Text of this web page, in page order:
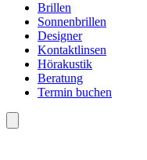
Brillen
Sonnenbrillen
Designer
Kontaktlinsen
Hörakustik
Beratung
Termin buchen